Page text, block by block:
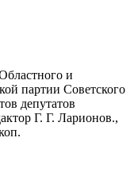
и
партии Советского
депутатов
Г. Г. Ларионов.,